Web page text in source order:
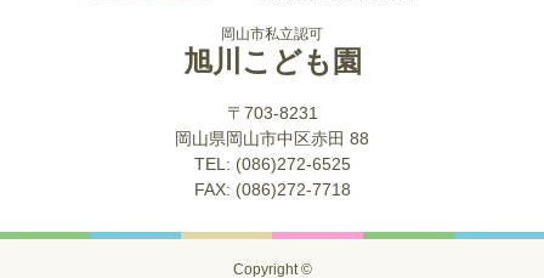
岡山市私立認可
旭川こども園
〒703-8231
岡山県岡山市中区赤田 88
TEL: (086)272-6525
FAX: (086)272-7718
Copyright ©